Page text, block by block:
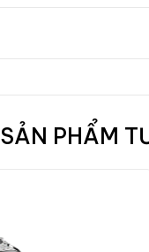
SẢN PHẨM